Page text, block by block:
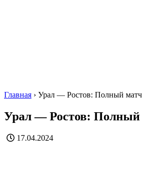
Главная › Урал — Ростов: Полный
Урал — Ростов:
17.04.2024